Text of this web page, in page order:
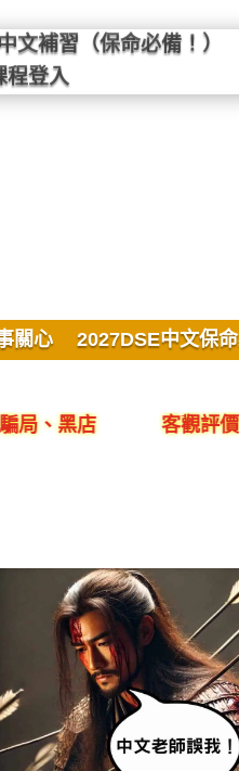
文補習（保命必備！）
程登入
關心 2027DSE中文保命
店 客觀評價